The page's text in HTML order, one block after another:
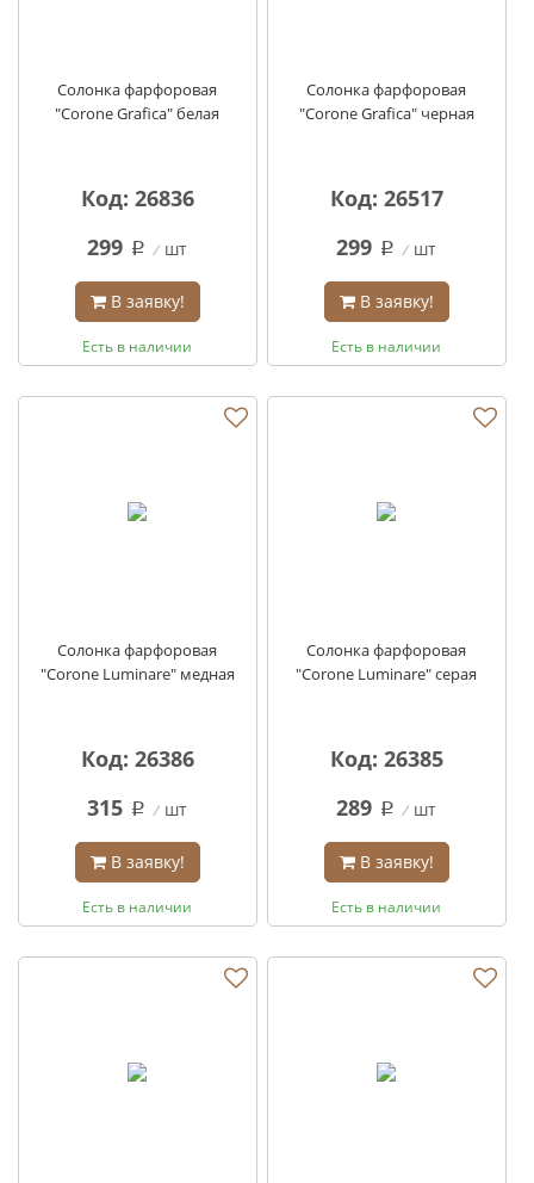
Солонка фарфоровая
"Corone Grafica" белая
Код: 26836
299 q шт
В заявку!
Есть в наличии
Солонка фарфоровая
"Corone Grafica" черная
Код: 26517
299 q шт
В заявку!
Есть в наличии
Солонка фарфоровая
"Corone Luminare" медная
Код: 26386
315 q шт
В заявку!
Есть в наличии
Солонка фарфоровая
"Corone Luminare" серая
Код: 26385
289 q шт
В заявку!
Есть в наличии